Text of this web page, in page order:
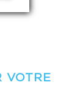
VOTRE